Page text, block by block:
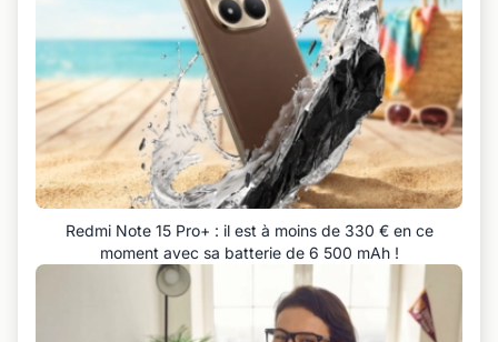
Redmi Note 15 Pro+ : il est à moins de 330 € en ce
moment avec sa batterie de 6 500 mAh !